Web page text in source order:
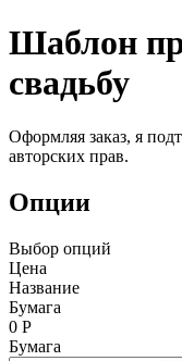
Шаблон
свадьбу
Оформляя заказ, я
авторских прав.
Опции
Выбор опций
Цена
Название
Бумага
0 Р
Бумага